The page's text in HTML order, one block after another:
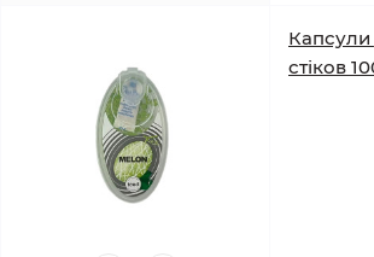
Капсули
стіков